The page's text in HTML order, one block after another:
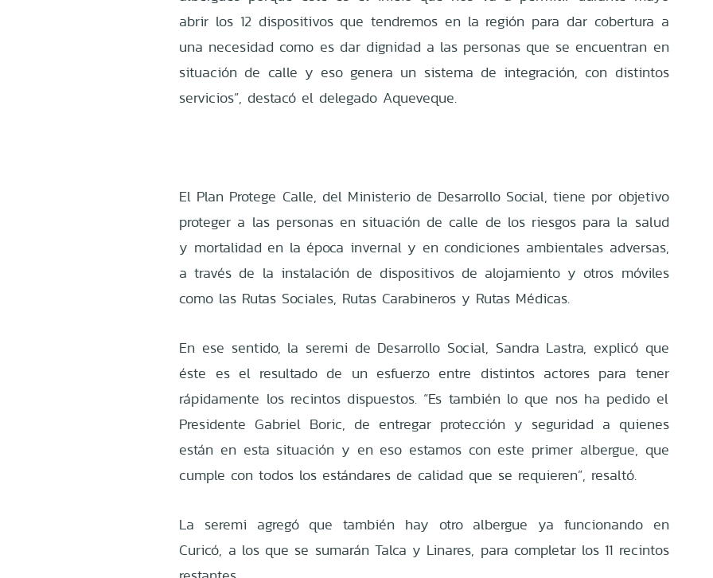
abrir los 12 dispositivos que tendremos en la región para dar cobertura a
una necesidad como es dar dignidad a las personas que se encuentran en
situación de calle y eso genera un sistema de integración, con distintos
servicios”, destacó el delegado Aqueveque.
El Plan Protege Calle, del Ministerio de Desarrollo Social, tiene por objetivo
proteger a las personas en situación de calle de los riesgos para la salud
y mortalidad en la época invernal y en condiciones ambientales adversas,
a través de la instalación de dispositivos de alojamiento y otros móviles
como las Rutas Sociales, Rutas Carabineros y Rutas Médicas.
En ese sentido, la seremi de Desarrollo Social, Sandra Lastra, explicó que
éste es el resultado de un esfuerzo entre distintos actores para tener
rápidamente los recintos dispuestos. “Es también lo que nos ha pedido el
Presidente Gabriel Boric, de entregar protección y seguridad a quienes
están en esta situación y en eso estamos con este primer albergue, que
cumple con todos los estándares de calidad que se requieren”, resaltó.
La seremi agregó que también hay otro albergue ya funcionando en
Curicó, a los que se sumarán Talca y Linares, para completar los 11 recintos